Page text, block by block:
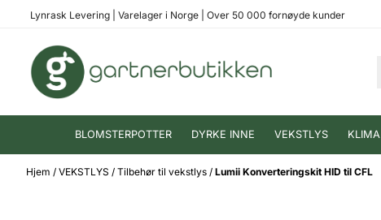
Hopp til innhold
Lynrask Levering Varelager i Norge Over 50 000 fornøyde kunder
BLOMSTERPOTTER DYRKE INNE VEKSTLYS KLIMA
Hjem / VEKSTLYS / Tilbehør til vekstlys / Lumii Konverteringskit HID til CFL